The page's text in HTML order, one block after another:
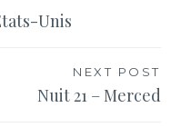
Unis
NEXT POST
Nuit 21 – Merced